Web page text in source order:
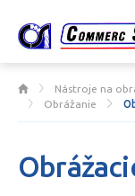
Nástroje na
Obrážanie